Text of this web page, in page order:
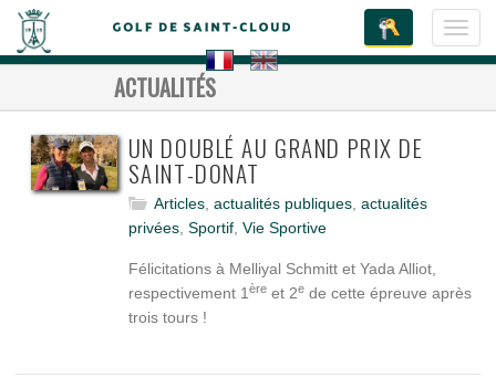
ACTUALITÉS
UN DOUBLÉ AU GRAND PRIX DE
SAINT-DONAT
Articles, actualités publiques, actualités
privées, Sportif, Vie Sportive
Félicitations à Melliyal Schmitt et Yada Alliot,
respectivement 1 èreet 2ede cette épreuve après
trois tours !